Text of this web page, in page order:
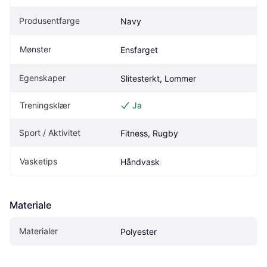
Produsentfarge Navy
Mønster Ensfarget
Egenskaper Slitesterkt, Lommer
Treningsklær Ja
Sport / Aktivitet Fitness, Rugby
Vasketips Håndvask
Materiale
Materialer Polyester